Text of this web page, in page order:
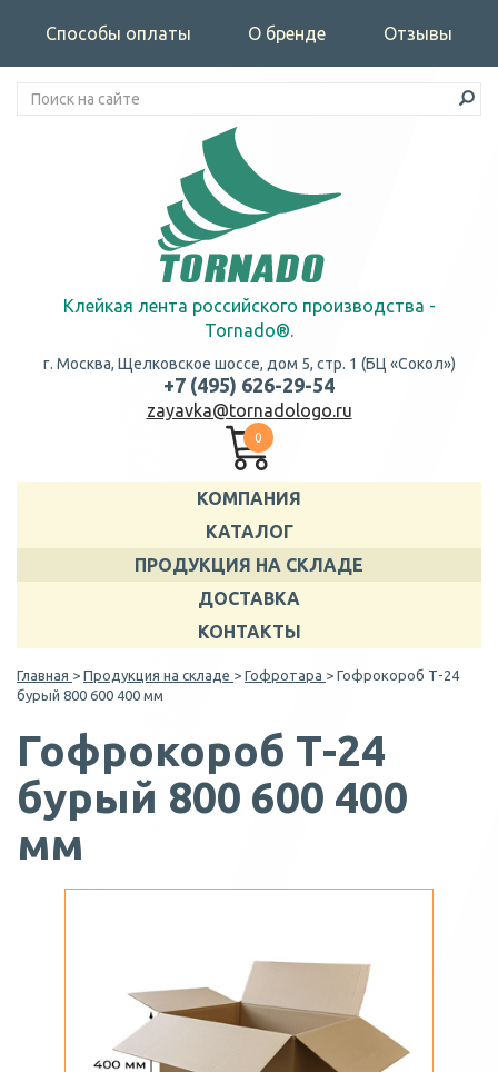
Способы оплаты О бренде Отзывы
Клейкая лента российского производства -
Tornado®.
г. Москва, Щелковское шоссе, дом 5, стр. 1 (БЦ «Сокол»)
+7 (495) 626-29-54
zayavka@tornadologo.ru
0
КОМПАНИЯ
КАТАЛОГ
ПРОДУКЦИЯ НА СКЛАДЕ
ДОСТАВКА
КОНТАКТЫ
Главная > Продукция на складе > Гофротара > Гофрокороб Т-24
бурый 800 600 400 мм
Гофрокороб Т-24
бурый 800 600 400
мм